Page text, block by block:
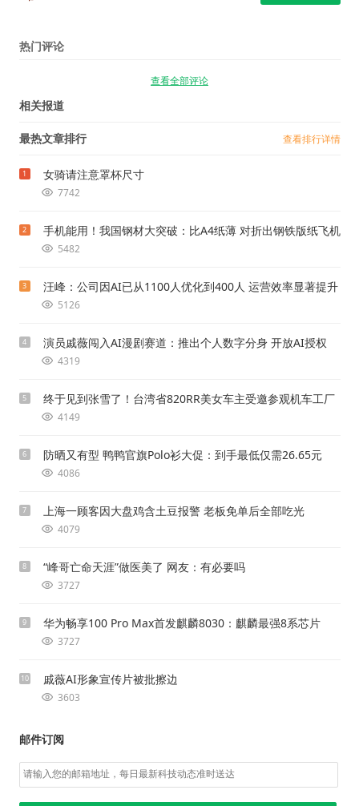
热门评论
查看全部评论
相关报道
最热文章排行 查看排行详情
1 女骑请注意罩杯尺寸
7742
2 手机能用！我国钢材大突破：比A4纸薄 对折出钢铁版纸飞机
5482
3 汪峰：公司因AI已从1100人优化到400人 运营效率显著提升
5126
4 演员戚薇闯入AI漫剧赛道：推出个人数字分身 开放AI授权
4319
5 终于见到张雪了！台湾省820RR美女车主受邀参观机车工厂
4149
6 防晒又有型 鸭鸭官旗Polo衫大促：到手最低仅需26.65元
4086
7 上海一顾客因大盘鸡含土豆报警 老板免单后全部吃光
4079
8 “峰哥亡命天涯”做医美了 网友：有必要吗
3727
9 华为畅享100 Pro Max首发麒麟8030：麒麟最强8系芯片
3727
10 戚薇AI形象宣传片被批擦边
3603
邮件订阅